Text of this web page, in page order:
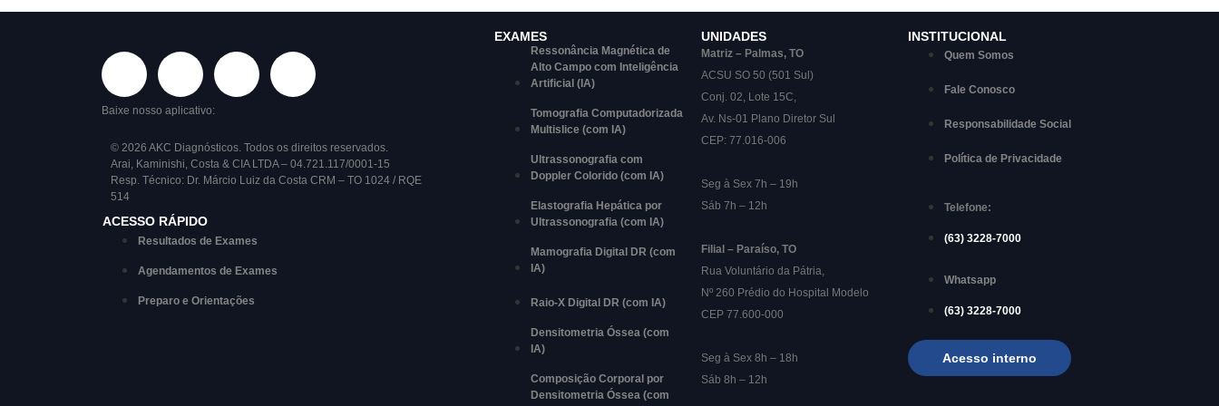
Baixe nosso aplicativo:
© 2026 AKC Diagnósticos. Todos os direitos reservados.
Arai, Kaminishi, Costa & CIA LTDA – 04.721.117/0001-15
Resp. Técnico: Dr. Márcio Luiz da Costa CRM – TO 1024 / RQE
514
ACESSO RÁPIDO
Resultados de Exames
Agendamentos de Exames
Preparo e Orientações
EXAMES
Ressonância Magnética de
Alto Campo com Inteligência
Artificial (IA)
Tomografia Computadorizada
Multislice (com IA)
Ultrassonografia com
Doppler Colorido (com IA)
Elastografia Hepática por
Ultrassonografia (com IA)
Mamografia Digital DR (com
IA)
Raio-X Digital DR (com IA)
Densitometria Óssea (com
IA)
Composição Corporal por
Densitometria Óssea (com
UNIDADES
Matriz – Palmas, TO
ACSU SO 50 (501 Sul)
Conj. 02, Lote 15C,
Av. Ns-01 Plano Diretor Sul
CEP: 77.016-006
Seg à Sex 7h – 19h
Sáb 7h – 12h
Filial – Paraíso, TO
Rua Voluntário da Pátria,
Nº 260 Prédio do Hospital Modelo
CEP 77.600-000
Seg à Sex 8h – 18h
Sáb 8h – 12h
INSTITUCIONAL
Quem Somos
Fale Conosco
Responsabilidade Social
Política de Privacidade
Telefone:
(63) 3228-7000
Whatsapp
(63) 3228-7000
Acesso interno